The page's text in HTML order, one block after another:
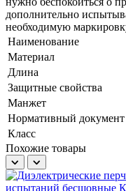
дополнительно
необходимую
Наименование
Материал
Длина
Защитные свойства
Манжет
Нормативный документ
Класс
Похожие товары